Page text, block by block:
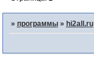
» программы » hi2all.ru